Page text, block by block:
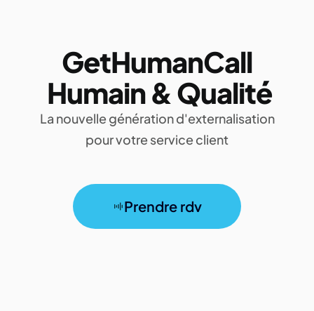
GetHumanCall
Humain & Qualité
La nouvelle génération d'externalisation
pour votre service client
Prendre rdv